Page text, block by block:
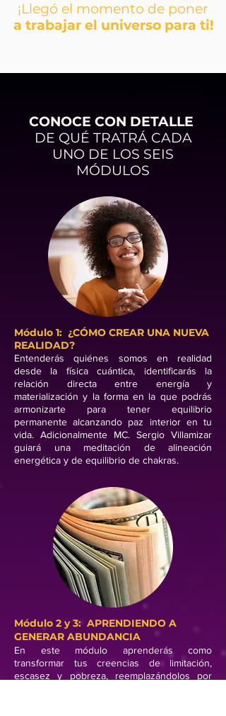
¡Llegó el momento de poner
a trabajar el universo para ti!
CONOCE CON DETALLE
DE QUÉ TRATRÁ CADA
UNO DE LOS SEIS
MÓDULOS
Módulo 1: ¿CÓMO CREAR UNA NUEVA
REALIDAD?
Entenderás quiénes somos en realidad
desde la física cuántica, identificarás la
relación directa entre energía y
materialización y la forma en la que podrás
armonizarte para tener equilibrio
permanente alcanzando paz interior en tu
vida. Adicionalmente MC. Sergio Villamizar
guiará una meditación de alineación
energética y de equilibrio de chakras.
Módulo 2 y 3: APRENDIENDO A
GENERAR ABUNDANCIA
En este módulo aprenderás como
transformar tus creencias de limitación,
escasez y pobreza, reemplazándolos por